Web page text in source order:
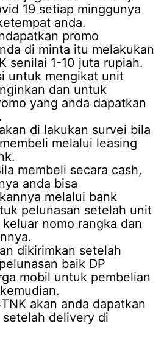
19 setiap minggunya
anda.
promo
di minta itu melakukan
senilai 1-10 juta rupiah.
untuk mengikat unit
dan untuk
yang anda dapatkan
di lakukan survei bila
melalui leasing
membeli secara cash,
anda bisa
melalui bank
pelunasan setelah unit
nomo rangka dan
dikirimkan setelah
baik DP
mobil untuk pembelian
akan anda dapatkan
delivery di